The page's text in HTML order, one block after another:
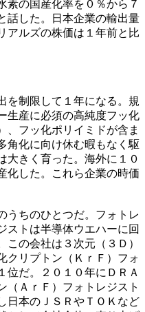
素の国産化率を０％から７
話した。日本企業の輸出量
アルズの株価は１年前と比
を制限して１年になる。規
生産に必須の高純度フッ化
、フッ化ポリイミドが含ま
角化に向け休む暇もなく駆
大きく育った。海外に１０
化した。これら企業の時価
うちのひとつだ。フォトレ
ストは半導体ウエハーに回
の会社は３次元（３Ｄ）
クリプトン（ＫｒＦ）フォ
位だ。２０１０年にＤＲＡ
（ＡｒＦ）フォトレジスト
日本のＪＳＲやＴＯＫなど